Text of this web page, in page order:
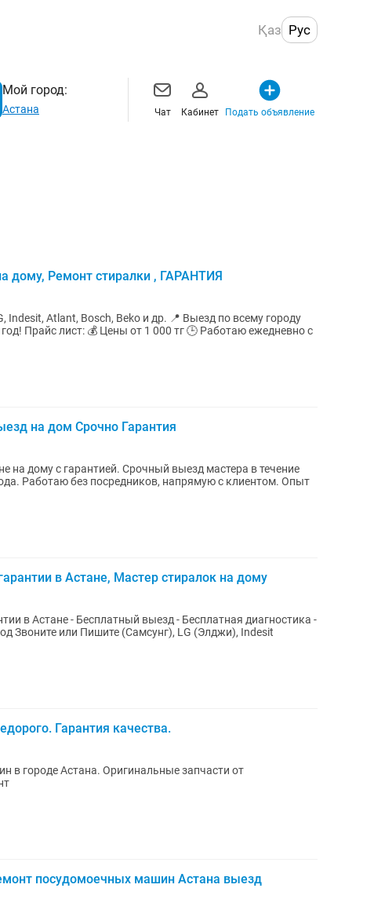
Қаз Рус
Мой город:
Астана Чат Кабинет Подать объявление
дому, Ремонт стиралки , ГАРАНТИЯ
Bosch, Beko и др. 📍 Выезд по всему городу
с
на дом Срочно Гарантия
на дому с гарантией. Срочный выезд мастера в течение
Работаю без посредников, напрямую с клиентом. Опыт
в Астане, Мастер стиралок на дому
диагностика -
Гарантия качества.
в городе Астана. Оригинальные запчасти от
посудомоечных машин Астана выезд